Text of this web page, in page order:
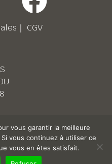
｜ CGV
vous garantir la meilleure
vous continuez à utiliser ce
vous en êtes satisfait.